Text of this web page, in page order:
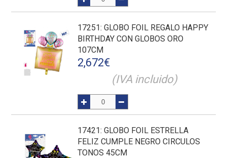
17251: GLOBO FOIL REGALO HAPPY
BIRTHDAY CON GLOBOS ORO
107CM
2,672€
(IVA incluido)
17421: GLOBO FOIL ESTRELLA
FELIZ CUMPLE NEGRO CIRCULOS
TONOS 45CM